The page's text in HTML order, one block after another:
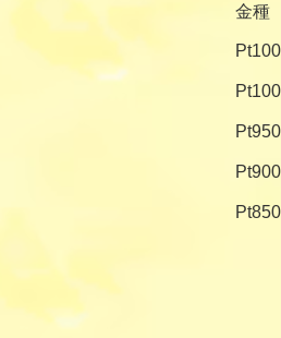
金種
Pt950
Pt900
Pt850